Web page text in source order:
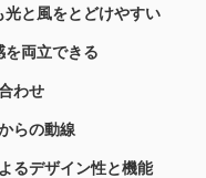
と風をとどけやすい
両立できる
わせ
らの動線
るデザイン性と機能